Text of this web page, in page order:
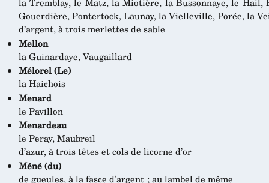
Gouerdière, Pontertock, Launay, la Vielleville, Porée, la
d’argent, à trois merlettes de sable
Mellon
la Guinardaye, Vaugaillard
Mélorel (Le)
la Haichois
Menard
le Pavillon
Menardeau
le Peray, Maubreil
d’azur, à trois têtes et cols de licorne d’or
Méné (du)
de gueules, à la fasce d’argent ; au lambel de même